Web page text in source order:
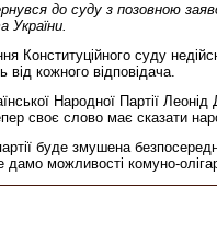
до суду з позовною
України.
суду
від кожного відповідача.
Народної Партії
своє слово має сказати
партії буде змушена
можливості комуно-